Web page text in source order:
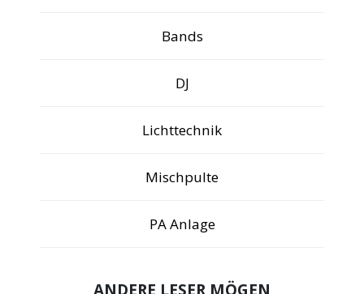
Bands
DJ
Lichttechnik
Mischpulte
PA Anlage